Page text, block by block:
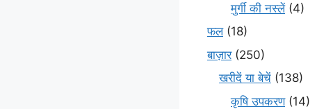
मुर्गी की नस्लें(4)
फल(18)
बाज़ार(250)
खरीदें या बेचें (138)
कृषि उपकरण(14)